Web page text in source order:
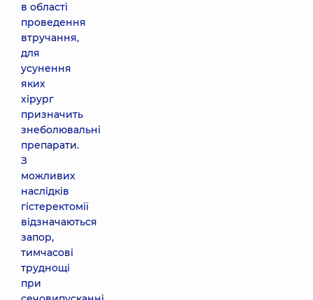
в області
проведення
втручання,
для
усунення
яких
хірург
призначить
знеболювальні
препарати.
З
можливих
наслідків
гістеректомії
відзначаються
запор,
тимчасові
труднощі
при